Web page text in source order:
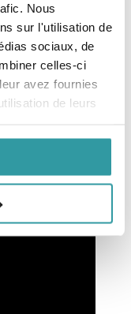
Nous
sur l'utilisation de
sociaux, de
celles-ci
avez fournies
de leurs
inscrit au